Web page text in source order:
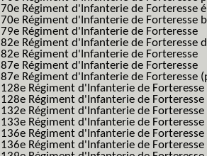
70e Régiment d'Infanterie de Forteresse
70e Régiment d'Infanterie de Forteresse
79e Régiment d'Infanterie de Forteresse
82e Régiment d'Infanterie de Forteresse
82e Régiment d'Infanterie de Forteresse
87e Régiment d'Infanterie de Forteresse
87e Régiment d'Infanterie de Forteresse
128e Régiment d'Infanterie de Forteresse
128e Régiment d'Infanterie de
132e Régiment d'Infanterie de Forteresse
133e Régiment d'Infanterie de Forteresse
136e Régiment d'Infanterie de Forteresse
136e Régiment d'Infanterie de